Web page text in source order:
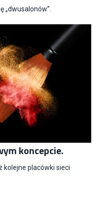
„dwusalonów”.
koncepcie.
kolejne placówki sieci